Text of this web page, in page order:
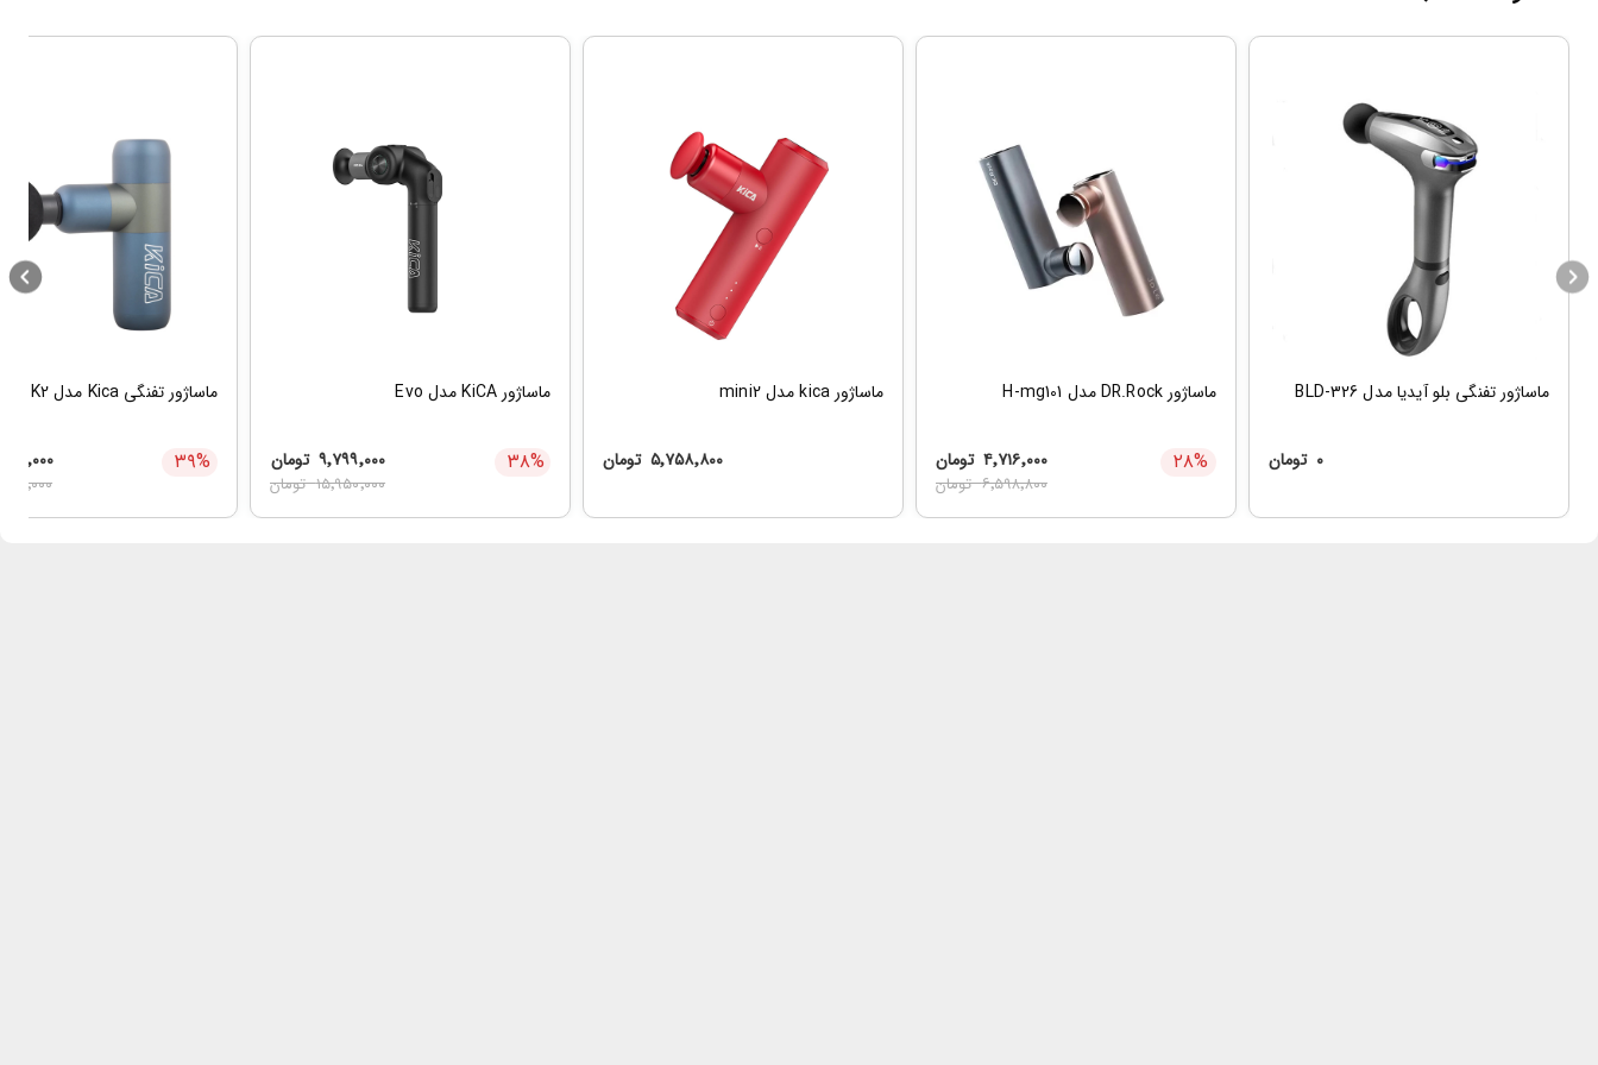
ماساژور تفنگی بلو آیدیا مدل BLD-326
۰ تومان
ماساژور DR.Rock مدل H-mg101
۲۸% ۴٬۷۱۶٬۰۰۰ تومان
۶٬۵۹۸٬۸۰۰تومان
ماساژور kica مدل mini2
۵٬۷۵۸٬۸۰۰ تومان
ماساژور KiCA مدل Evo
۳۸% ۹٬۷۹۹٬۰۰۰ تومان
۱۵٬۹۵۰٬۰۰۰تومان
ماساژور تفنگی Kica مدل K2
۳۹%